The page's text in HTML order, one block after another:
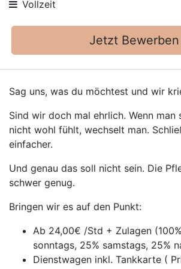
Vollzeit
Jetzt Bewerben
Sag uns, was du möchtest und wir
Sind wir doch mal ehrlich. Wenn man
nicht wohl fühlt, wechselt man.
einfacher.
Und genau das soll nicht sein. Die
schwer genug.
Bringen wir es auf den Punkt:
Ab 24,00€ /Std + Zulagen
sonntags, 25% samstags, 25%
Dienstwagen inkl. Tankkarte (